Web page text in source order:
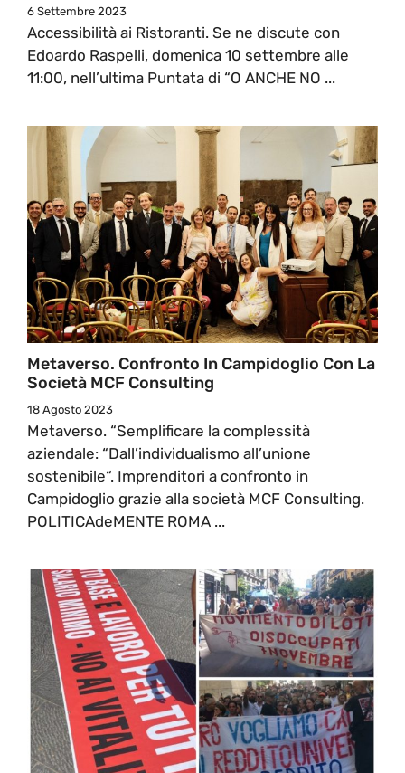
6 Settembre 2023
Accessibilità ai Ristoranti. Se ne discute con
Edoardo Raspelli, domenica 10 settembre alle
11:00, nell’ultima Puntata di “O ANCHE NO ...
Metaverso. Confronto In Campidoglio Con La
Società MCF Consulting
18 Agosto 2023
Metaverso. “Semplificare la complessità
aziendale: “Dall’individualismo all’unione
sostenibile“. Imprenditori a confronto in
Campidoglio grazie alla società MCF Consulting.
POLITICAdeMENTE ROMA ...